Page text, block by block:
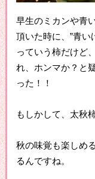
早生のミカンや青
頂いた時に、”青
っていう柿だけど
れ、ホンマか？と
った！！
もしかして、太秋
秋の味覚も楽しめ
るんですね。